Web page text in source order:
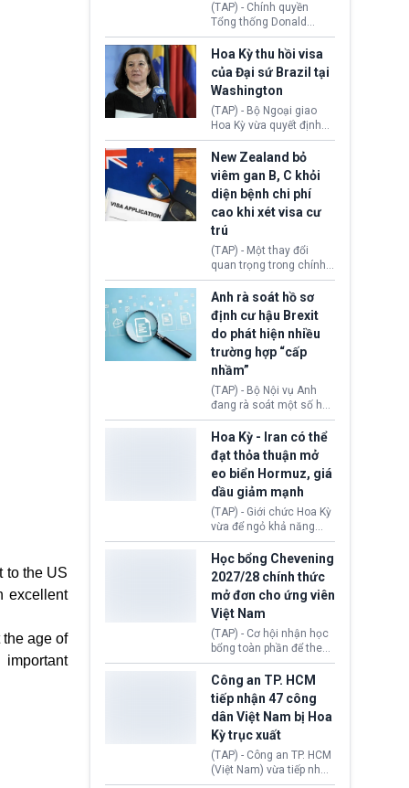
to the US
excellent
age of
(TAP) - Chính quyền
Tổng thống Donald
Trump đã hoàn trả
khoảng 100 tỷ USD thuế
quan từng thu theo Đạo
luật Quyền hạn Kinh tế
Khẩn cấp Quốc tế
(IEEPA). Động thái này
diễn ra sau phán quyết
hồi tháng 2 bởi Tòa án
Tối cao Hoa Kỳ
(SCOTUS) khi tuyên bố,
việc áp thuế diện rộng là
hoàn toàn bất hợp pháp.
Hoa Kỳ thu hồi visa
của Đại sứ Brazil tại
Washington
(TAP) - Bộ Ngoại giao
Hoa Kỳ vừa quyết định
thu hồi thị thực (visa)
của bà Maria Luiza
Ribeiro Viotti - Đại sứ
Brazil tại Washington.
Động thái trên diễn ra
trong bối cảnh tranh
chấp ngoại giao giữa
chính quyền Tổng thống
Donald Trump và chính
phủ cánh tả Tổng thống
da Silva đang leo thang
gay gắt.
New Zealand bỏ
viêm gan B, C khỏi
diện bệnh chi phí
cao khi xét visa cư
trú
(TAP) - Một thay đổi
quan trọng trong chính
sách nhập cư của New
Zealand đang mở ra
thêm cơ hội cho nhiều
người muốn định cư. Từ
nay, người mắc viêm
gan B hoặc viêm gan C
sẽ không còn bị mặc
định không đáp ứng tiêu
chuẩn sức khỏe chỉ vì
chi phí điều trị khi nộp hồ
Anh rà soát hồ sơ
định cư hậu Brexit
do phát hiện nhiều
trường hợp “cấp
nhầm”
(TAP) - Bộ Nội vụ Anh
đang rà soát một số hồ
sơ thuộc Chương trình
Định cư EU (EU
Settlement Scheme -
EUSS) sau khi xác định
có trường hợp được cấp
quy chế cư trú hậu
Brexit “do nhầm lẫn”.
Động thái này làm dấy
lên lo ngại về việc thực
thi Thỏa thuận Rút khỏi
Liên minh châu Âu
(Withdrawal
Agreement).
Hoa Kỳ - Iran có thể
đạt thỏa thuận mở
eo biển Hormuz, giá
dầu giảm mạnh
(TAP) - Giới chức Hoa Kỳ
vừa để ngỏ khả năng
sớm đạt thỏa thuận với
Iran nhằm mở lại eo biển
Hormuz, mở đường cho
việc khôi phục hoạt
động hàng hải. Những
tín hiệu ngoại giao tích
cực này lập tức tác động
đến thị trường năng
lượng, kéo giá dầu thế
giới lùi sâu xuống dưới
mức 80 USD/thùng.
Học bổng Chevening
2027/28 chính thức
mở đơn cho ứng viên
Việt Nam
(TAP) - Cơ hội nhận học
bổng toàn phần để theo
học chương trình thạc sĩ
tại Vương quốc Anh đã
chính thức quay trở lại.
Học bổng Chevening
2027/28 của Chính phủ
Anh vừa mở cổng ứng
tuyển dành riêng ứng
viên Việt Nam, hỗ trợ
toàn bộ chi phí học tập
Công an TP. HCM
tiếp nhận 47 công
dân Việt Nam bị Hoa
Kỳ trục xuất
(TAP) - Công an TP. HCM
(Việt Nam) vừa tiếp nhận
47 công dân Việt Nam bị